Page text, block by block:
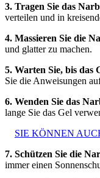
3. Tragen Sie das
verteilen und in
4. Massieren Sie die
und glatter zu machen.
5. Warten Sie, bis das
Sie die Anweisungen
6. Wenden Sie das
lange Sie das Gel
SIE KÖNNEN
7. Schützen Sie die
immer einen